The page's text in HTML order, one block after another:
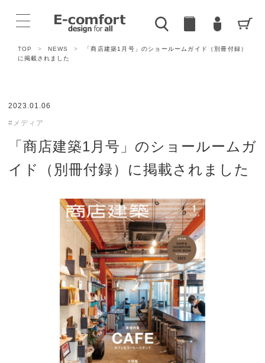
TOP > NEWS >
「商店建築1月号」のショールームガイド（別冊付録）
に掲載されました
2023.01.06
#メディア
「商店建築1月号」のショールームガ
イド（別冊付録）に掲載されました